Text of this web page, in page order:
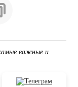
важные и